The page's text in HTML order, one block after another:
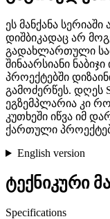
ეს მანქანა
დიშბიკადაც არ
გადახლართული
შინაარსიანი
პროექტებში
გამოძერწეს. დღეს
ეგზემპლარია კი
კუთხეში იწვა იმ
ქართული
English version
ტექნიკური
Specifications